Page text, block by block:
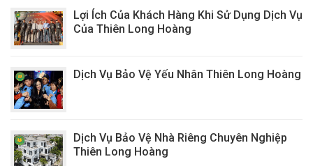
Lợi Ích Của Khách Hàng Khi Sử Dụng Dịch Vụ
Của Thiên Long Hoàng
Dịch Vụ Bảo Vệ Yếu Nhân Thiên Long Hoàng
Dịch Vụ Bảo Vệ Nhà Riêng Chuyên Nghiệp
Thiên Long Hoàng